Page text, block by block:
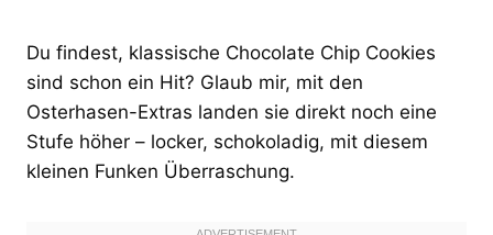
Du findest, klassische Chocolate Chip Cookies
sind schon ein Hit? Glaub mir, mit den
Osterhasen-Extras landen sie direkt noch eine
Stufe höher – locker, schokoladig, mit diesem
kleinen Funken Überraschung.